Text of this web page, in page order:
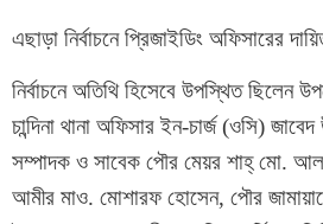
এছাড়া নির্বাচনে প্রিজাইডিং অফিসারের
নির্বাচনে অতিথি হিসেবে উপস্থিত
চান্দিনা থানা অফিসার ইন-চার্জ (ওসি)
সম্পাদক ও সাবেক পৌর মেয়র শাহ্ মো.
আমীর মাও. মোশারফ হোসেন, পৌর